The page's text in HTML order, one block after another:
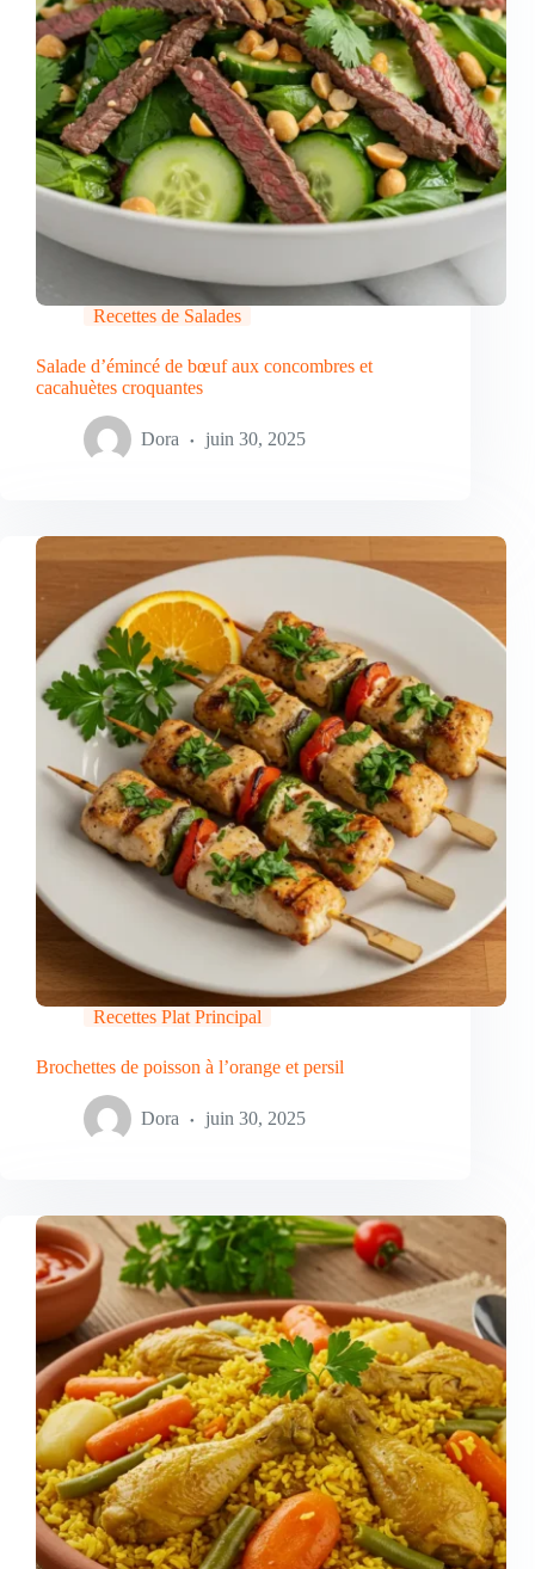
Recettes de Salades
Salade d’émincé de bœuf aux concombres et
cacahuètes croquantes
Dora juin 30, 2025
Recettes Plat Principal
Brochettes de poisson à l’orange et persil
Dora juin 30, 2025